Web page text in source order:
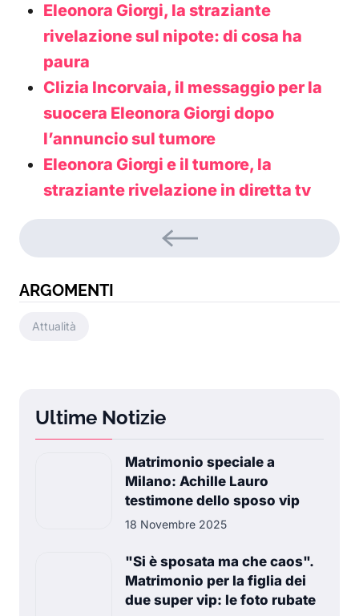
Eleonora Giorgi, la straziante
rivelazione sul nipote: di cosa ha
paura
Clizia Incorvaia, il messaggio per la
suocera Eleonora Giorgi dopo
l’annuncio sul tumore
Eleonora Giorgi e il tumore, la
straziante rivelazione in diretta tv
ARGOMENTI
Attualità
Ultime Notizie
Matrimonio speciale a
Milano: Achille Lauro
testimone dello sposo vip
18 Novembre 2025
"Si è sposata ma che caos".
Matrimonio per la figlia dei
due super vip: le foto rubate